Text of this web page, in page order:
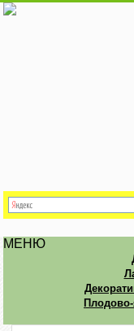
МЕНЮ